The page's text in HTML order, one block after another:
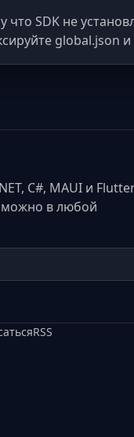
SDK не
global.json
C#, MAUI и
можно в любой
RSS